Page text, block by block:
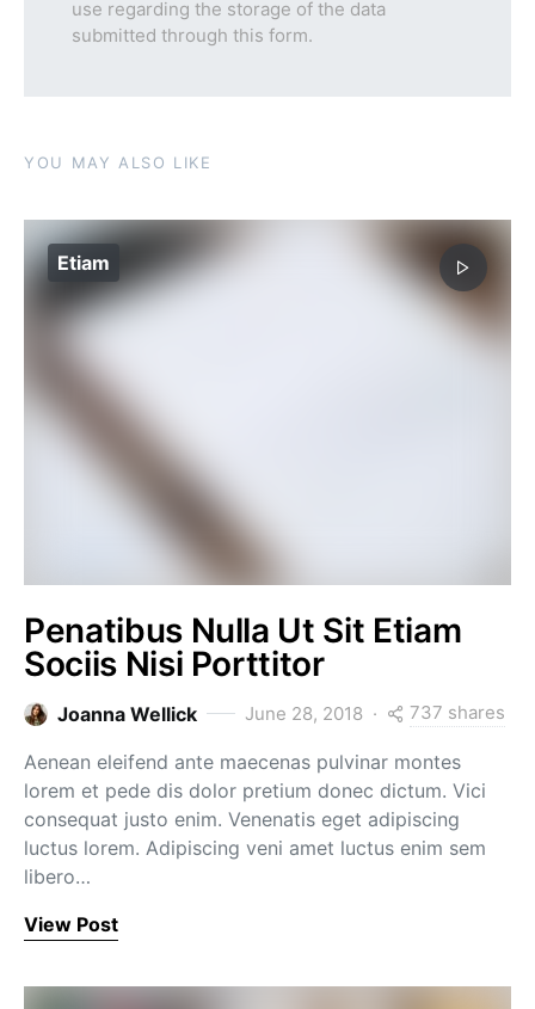
use regarding the storage of the data
submitted through this form.
YOU MAY ALSO LIKE
Etiam
Penatibus Nulla Ut Sit Etiam
Sociis Nisi Porttitor
Joanna Wellick June 28, 2018 737 shares
Aenean eleifend ante maecenas pulvinar montes
lorem et pede dis dolor pretium donec dictum. Vici
consequat justo enim. Venenatis eget adipiscing
luctus lorem. Adipiscing veni amet luctus enim sem
libero…
View Post